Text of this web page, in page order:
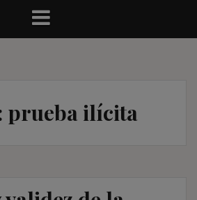
prueba ilícita